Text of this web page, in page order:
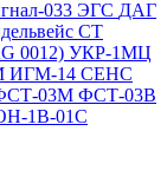
033 ЭГС ДАГ
СТ
0012) УКР-1МЦ
ИГМ-14 СЕНС
03М ФСТ-03В
1В-01С